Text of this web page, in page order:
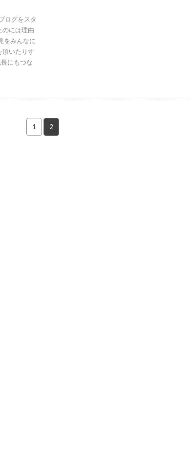
ログをスタ
のには理由
をみんなに
頂いたりす
にもつな
1 2